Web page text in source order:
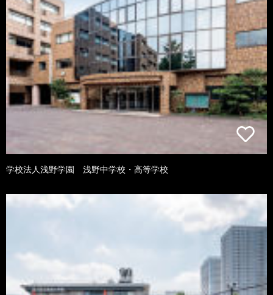
学校法人浅野学園 浅野中学校・高等学校